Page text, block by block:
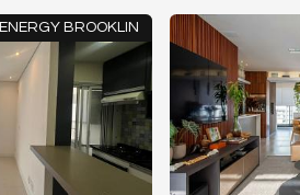
ENERGY BROOKLIN